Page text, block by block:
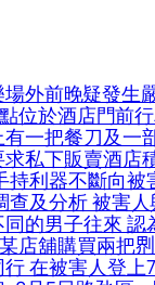
外前晚疑發生
位於酒店門前
一把餐刀及
私下販賣酒
利器不斷向
及分析 被害
的男子往來
店舖購買兩把
在被害人登